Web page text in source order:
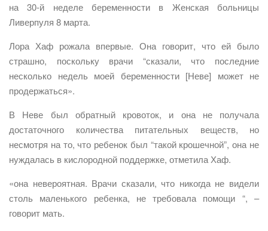
на 30-й неделе беременности в Женская больницы
Ливерпуля 8 марта.
Лора Хаф рожала впервые. Она говорит, что ей было
страшно, поскольку врачи “сказали, что последние
несколько недель моей беременности [Неве] может не
продержаться».
В Неве был обратный кровоток, и она не получала
достаточного количества питательных веществ, но
несмотря на то, что ребенок был “такой крошечной”, она не
нуждалась в кислородной поддержке, отметила Хаф.
«она невероятная. Врачи сказали, что никогда не видели
столь маленького ребенка, не требовала помощи “, –
говорит мать.